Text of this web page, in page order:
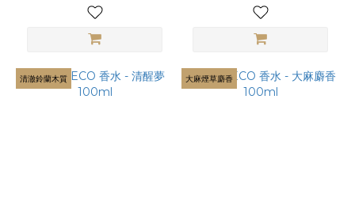
清澈鈴蘭木質 大麻煙草麝香